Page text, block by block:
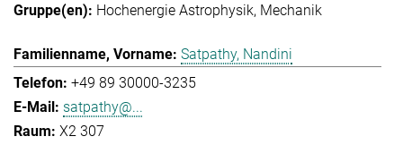
Hochenergie Astrophysik Mechanik
Satpathy, Nandini
+49 89 30000-3235
satpathy@...
X2 307